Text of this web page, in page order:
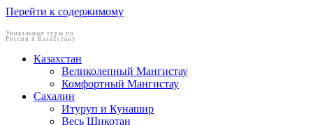
Перейти к содержимому
Уникальные туры по
России и Казахстану
Казахстан
Великолепный Мангистау
Комфортный Мангистау
Сахалин
Итуруп и Кунашир
Весь Шикотан